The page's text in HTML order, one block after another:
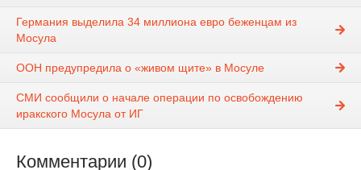
Германия выделила 34 миллиона евро беженцам из
Мосула
ООН предупредила о «живом щите» в Мосуле
СМИ сообщили о начале операции по освобождению
иракского Мосула от ИГ
Комментарии (0)